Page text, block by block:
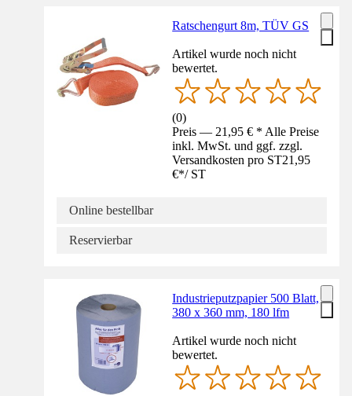
Ratschengurt 8m, TÜV GS
Artikel wurde noch nicht
bewertet.
(0)
Preis — 21,95 € * Alle Preise
inkl. MwSt. und ggf. zzgl.
Versandkosten pro ST21,95
€*/ ST
Online bestellbar
Reservierbar
Industrieputzpapier 500 Blatt,
380 x 360 mm, 180 lfm
Artikel wurde noch nicht
bewertet.